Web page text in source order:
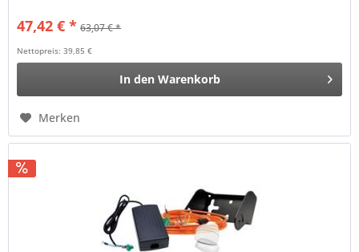
47,42 € * 63,07 € *
Nettopreis: 39,85 €
In den Warenkorb
Merken